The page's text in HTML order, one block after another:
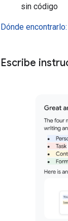
sin código
Dónde encontrarlo:
Escribe